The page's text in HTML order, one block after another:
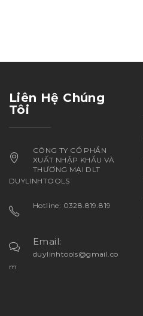
Liên Hệ Chúng
Tôi
CÔNG TY CỔ PHẦN
XUẤT NHẬP KHẨU VÀ
THƯƠNG MẠI DLT
DUYLINHTOOLS
Hotline: 0328.819.819
Email:
duylinhtools@gmail.co
m